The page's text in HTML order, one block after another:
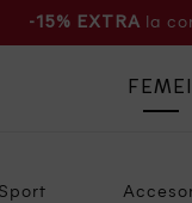
-15% EXTRA la
FEMEI